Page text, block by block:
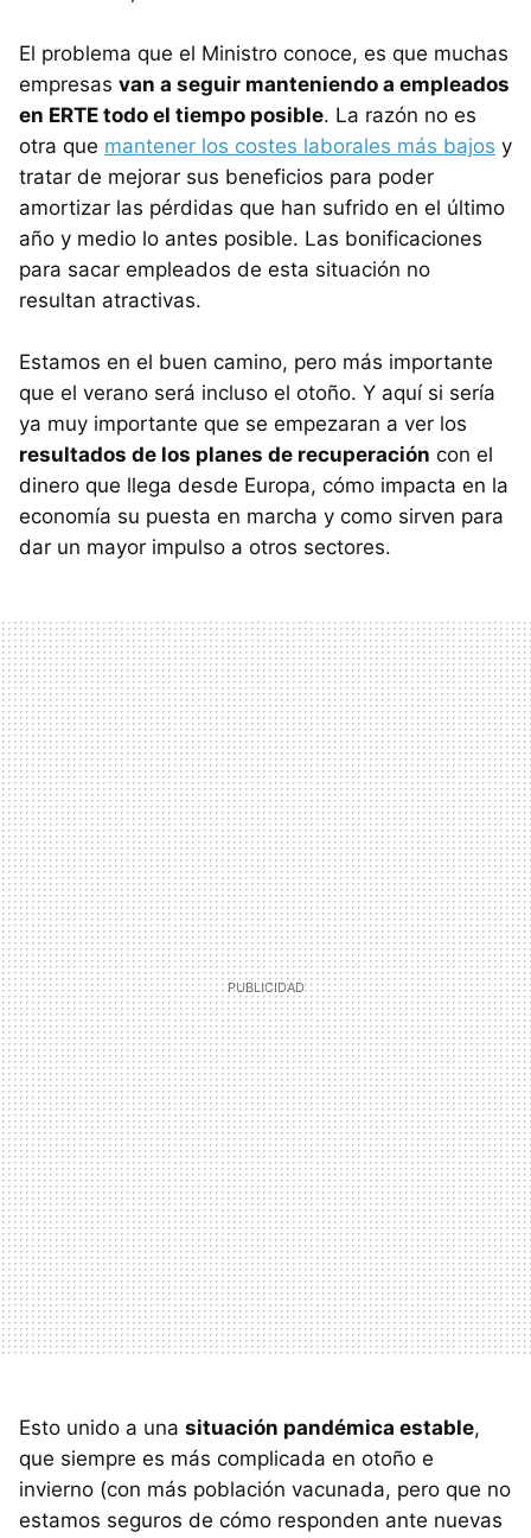
El problema que el Ministro conoce, es que muchas
empresas van a seguir manteniendo a empleados
en ERTE todo el tiempo posible. La razón no es
otra que mantener los costes laborales más bajos y
tratar de mejorar sus beneficios para poder
amortizar las pérdidas que han sufrido en el último
año y medio lo antes posible. Las bonificaciones
para sacar empleados de esta situación no
resultan atractivas.
Estamos en el buen camino, pero más importante
que el verano será incluso el otoño. Y aquí si sería
ya muy importante que se empezaran a ver los
resultados de los planes de recuperación con el
dinero que llega desde Europa, cómo impacta en la
economía su puesta en marcha y como sirven para
dar un mayor impulso a otros sectores.
Esto unido a una situación pandémica estable,
que siempre es más complicada en otoño e
invierno (con más población vacunada, pero que no
estamos seguros de cómo responden ante nuevas